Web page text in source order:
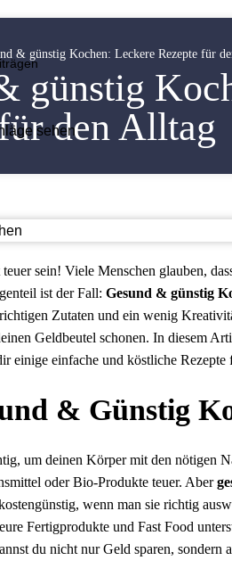
SPORT
ERNÄHRUNG
& günstig Kochen: Leckere Rezepte für
günstig
den Alltag
teuer sein! Viele Menschen glauben,
ist der Fall: Gesund & günstig
Zutaten und ein wenig
Geldbeutel schonen. In diesem
einige einfache und köstliche
& Günstig
um deinen Körper mit den nötigen
oder Bio-Produkte teuer. Aber
wenn man sie richtig
Fertigprodukte und Fast Food
du nicht nur Geld sparen, sondern
sehen